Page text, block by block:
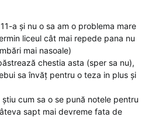
a și nu o sa am o problema mare
liceul cât mai repede pana nu
mai nasoale)
chestia asta (sper sa nu),
sa învăț pentru o teza in plus și
cum sa o se pună notele pentru
sapt mai devreme fata de